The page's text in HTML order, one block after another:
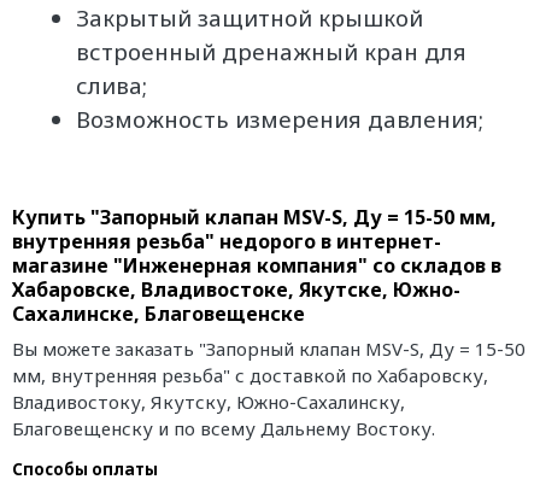
Закрытый защитной крышкой
встроенный дренажный кран для
слива;
Возможность измерения давления;
Купить "Запорный клапан MSV-S, Ду = 15-50 мм,
внутренняя резьба" недорого в интернет-
магазине "Инженерная компания" со складов в
Хабаровске, Владивостоке, Якутске, Южно-
Сахалинске, Благовещенске
Вы можете заказать "Запорный клапан MSV-S, Ду = 15-50
мм, внутренняя резьба" с доставкой по Хабаровску,
Владивостоку, Якутску, Южно-Сахалинску,
Благовещенску и по всему Дальнему Востоку.
Способы оплаты